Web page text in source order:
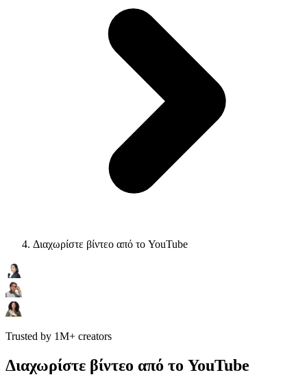
Διαχωρίστε βίντεο από το YouTube
Trusted by 1M+ creators
Διαχωρίστε βίντεο από το YouTube